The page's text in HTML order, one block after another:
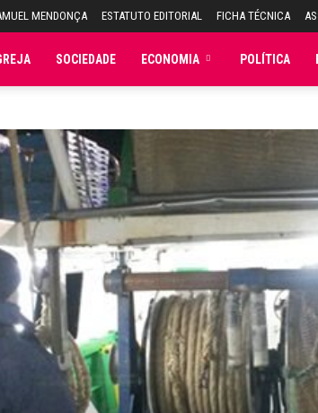
MENDONÇA ESTATUTO EDITORIAL FICHA TÉCNICA
SOCIEDADE ECONOMIA POLÍTICA